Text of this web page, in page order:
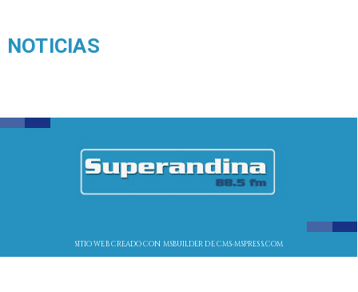
NOTICIAS
SITIO WEB CREADO CON MSBUILDER DE CMS-MSPRESS.COM